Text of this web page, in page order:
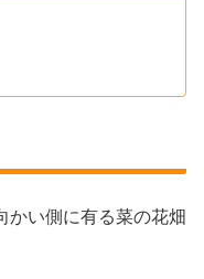
い側に有る菜の花畑